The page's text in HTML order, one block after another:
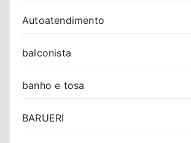
Autoatendimento
balconista
banho e tosa
BARUERI